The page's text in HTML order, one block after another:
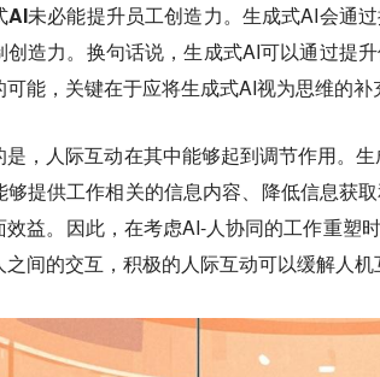
未必能提升员工创造力。 生成式AI会通
创造力。换句话说，生成式AI可以通过提
能，关键在于应将生成式AI视为思维的补
， 人际互动在其中能够起到调节作用。
够提供工作相关的信息内容、降低信息获
益。 因此，在考虑AI-人协同的工作重塑
间的交互，积极的人际互动可以缓解人机